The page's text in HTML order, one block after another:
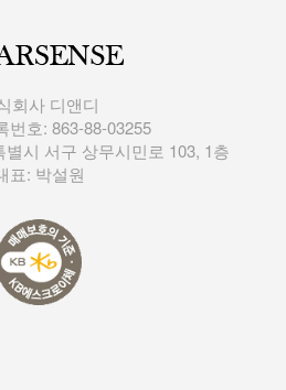
회사 디앤디
번호: 863-88-03255
시 서구 상무시민로 103, 1층
표: 박설원